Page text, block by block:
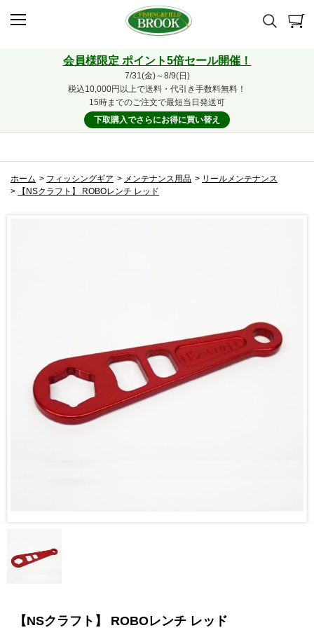
会員様限定 ポイント5倍セール開催！
7/31(金)～8/9(日)
税込10,000円以上で送料・代引き手数料無料！
15時までのご注文で最短当日発送可
下取購入でさらにお得に買い替え
ホーム > フィッシングギア > メンテナンス用品 > リールメンテナンス
>
【NSクラフト】 ROBOレンチ レッド
【NSクラフト】 ROBOレンチ レッド